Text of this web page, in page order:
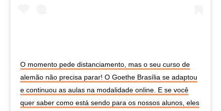
O momento pede distanciamento, mas o seu curso de
alemão não precisa parar! O Goethe Brasília se adaptou
e continuou as aulas na modalidade online. E se você
quer saber como está sendo para os nossos alunos, eles